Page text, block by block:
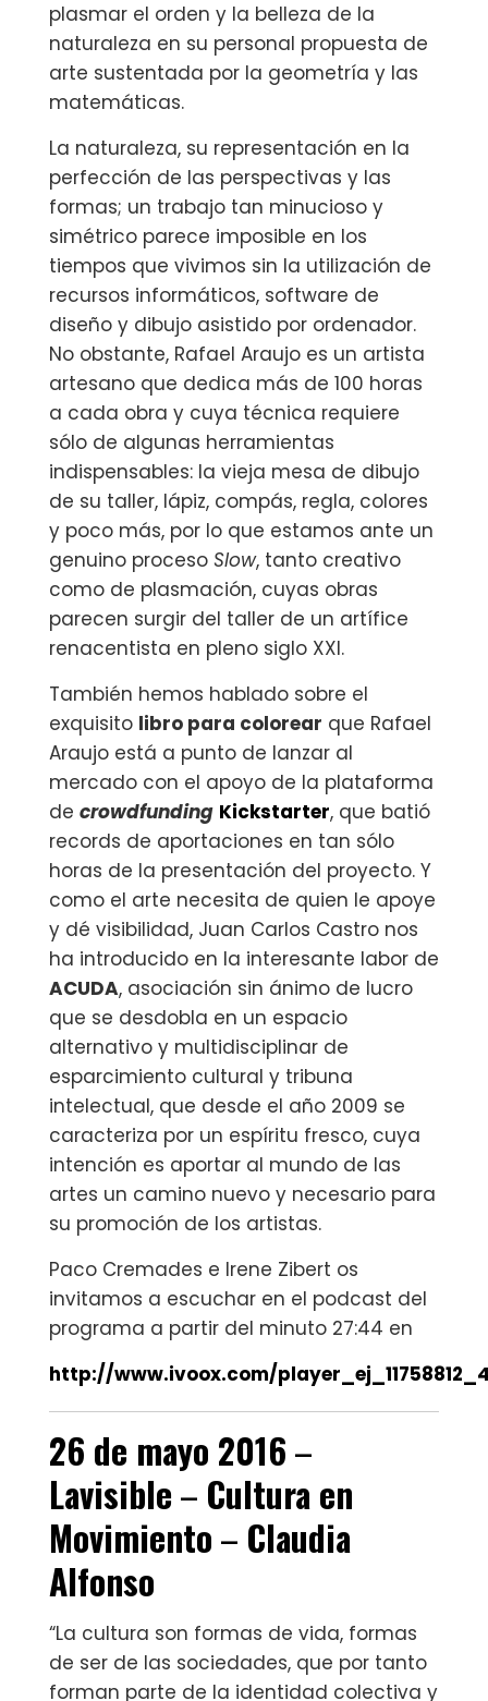
plasmar el orden y la belleza de la
naturaleza en su personal propuesta de
arte sustentada por la geometría y las
matemáticas.
La naturaleza, su representación en la
perfección de las perspectivas y las
formas; un trabajo tan minucioso y
simétrico parece imposible en los
tiempos que vivimos sin la utilización de
recursos informáticos, software de
diseño y dibujo asistido por ordenador.
No obstante, Rafael Araujo es un artista
artesano que dedica más de 100 horas
a cada obra y cuya técnica requiere
sólo de algunas herramientas
indispensables: la vieja mesa de dibujo
de su taller, lápiz, compás, regla, colores
y poco más, por lo que estamos ante un
genuino proceso Slow, tanto creativo
como de plasmación, cuyas obras
parecen surgir del taller de un artífice
renacentista en pleno siglo XXI.
También hemos hablado sobre el
exquisito libro para colorear que Rafael
Araujo está a punto de lanzar al
mercado con el apoyo de la plataforma
de crowdfunding Kickstarter, que batió
records de aportaciones en tan sólo
horas de la presentación del proyecto. Y
como el arte necesita de quien le apoye
y dé visibilidad, Juan Carlos Castro nos
ha introducido en la interesante labor de
ACUDA, asociación sin ánimo de lucro
que se desdobla en un espacio
alternativo y multidisciplinar de
esparcimiento cultural y tribuna
intelectual, que desde el año 2009 se
caracteriza por un espíritu fresco, cuya
intención es aportar al mundo de las
artes un camino nuevo y necesario para
su promoción de los artistas.
Paco Cremades‬ e ‪‎Irene Zibert‬ os
invitamos a escuchar en el podcast del
programa a partir del minuto 27:44 en
http://www.ivoox.com/
26 de mayo 2016–
Lavisible– Cultura en
Movimiento– Claudia
Alfonso
“La cultura son formas de vida, formas
de ser de las sociedades, que por tanto
forman parte de la identidad colectiva y